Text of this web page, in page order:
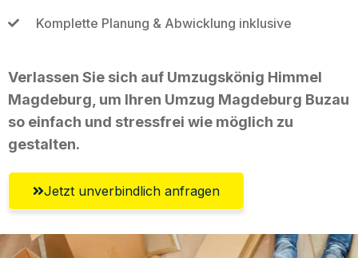
Komplette Planung & Abwicklung inklusive
Verlassen Sie sich auf Umzugskönig Himmel
Magdeburg, um Ihren Umzug Magdeburg Buzau
so einfach und stressfrei wie möglich zu
gestalten.
Jetzt unverbindlich anfragen